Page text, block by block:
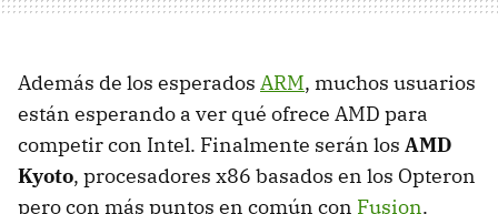
Además de los esperados ARM, muchos usuarios
están esperando a ver qué ofrece AMD para
competir con Intel. Finalmente serán los AMD
Kyoto, procesadores x86 basados en los Opteron
pero con más puntos en común con Fusion.